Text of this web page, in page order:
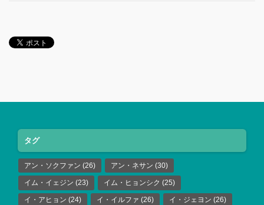
タグ
アン・ソクファン (26) アン・ネサン (30)
イム・イェジン (23) イム・ヒョンシク (25)
イ・アヒョン (24) イ・イルファ (26) イ・ジェヨン (26)